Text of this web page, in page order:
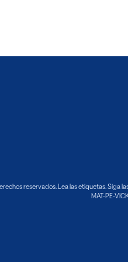
reservados. Lea las etiquetas. Siga
MAT-PE-